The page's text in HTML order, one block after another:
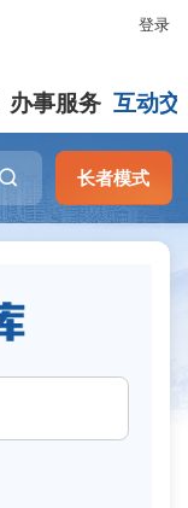
登录
办事服务 互动交
长者模式